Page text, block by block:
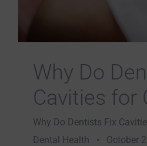
Why Do
Cavities for
Why Do Dentists Fix
Dental Health • October